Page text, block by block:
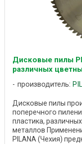
Дисковые пилы
различных
производитель:
Дисковые пилы
поперечного
пластика,
металлов
PILANA (Чехия)